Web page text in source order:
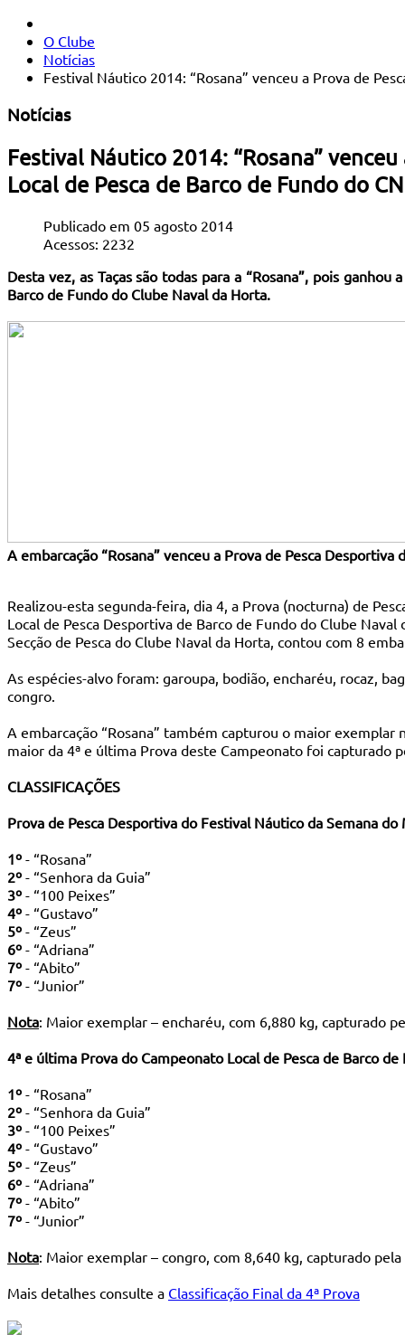
O Clube
Notícias
Festival Náutico 2014: “Rosana” venceu a Prova de
Notícias
Festival Náutico 2014: “Rosana”
Local de Pesca de Barco de Fundo do
Publicado em 05 agosto 2014
Acessos: 2232
Desta vez, as Taças são todas para a “Rosana”, pois
Barco de Fundo do Clube Naval da Horta.
A embarcação “Rosana” venceu a Prova de Pesca
Realizou-esta segunda-feira, dia 4, a Prova (nocturna) de
Local de Pesca Desportiva de Barco de Fundo do Clube
Secção de Pesca do Clube Naval da Horta, contou com 8
As espécies-alvo foram: garoupa, bodião, encharéu, rocaz,
congro.
A embarcação “Rosana” também capturou o maior
maior da 4ª e última Prova deste Campeonato foi capturado
CLASSIFICAÇÕES
Prova de Pesca Desportiva do Festival Náutico da Semana do
1º - “Rosana”
2º - “Senhora da Guia”
3º - “100 Peixes”
4º - “Gustavo”
5º - “Zeus”
6º - “Adriana”
7º - “Abito”
7º - “Junior”
Nota: Maior exemplar – encharéu, com 6,880 kg, capturado
4ª e última Prova do Campeonato Local de Pesca de Barco de
1º - “Rosana”
2º - “Senhora da Guia”
3º - “100 Peixes”
4º - “Gustavo”
5º - “Zeus”
6º - “Adriana”
7º - “Abito”
7º - “Junior”
Nota: Maior exemplar – congro, com 8,640 kg, capturado pela
Mais detalhes consulte a Classificação Final da 4ª Prova